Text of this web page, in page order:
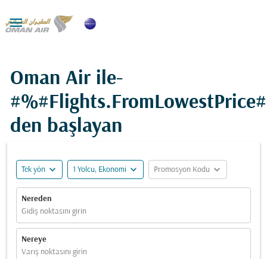

Oman Air ile-
den başlayan
Tek yön expand_more 1 Yolcu, Ekonomi expand_more Promosyon Kodu expand_more
Nereden
Gidiş noktasını girin
Nereye
Varış noktasını girin